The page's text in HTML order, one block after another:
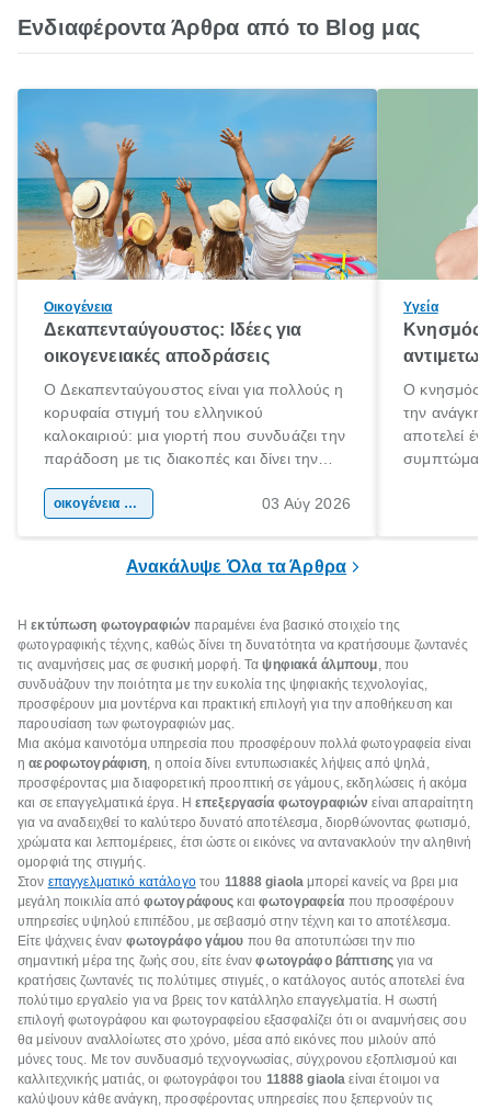
Ενδιαφέροντα Άρθρα από το Blog μας
Οικογένεια
Δεκαπενταύγουστος: Ιδέες για
οικογενειακές αποδράσεις
Ο Δεκαπενταύγουστος είναι για πολλούς η
κορυφαία στιγμή του ελληνικού
καλοκαιριού: μια γιορτή που συνδυάζει την
παράδοση με τις διακοπές και δίνει την
χώρας. Είτε πρόκειται για λίγες μέρες
οικογένεια & παιδί 03 Αύγ 2026
Υγεία
Κνησμός:
Ο κνησμός
την ανάγκη
αποτελεί
Ανακάλυψε Όλα τα Άρθρα
Ηεκτύπωση φωτογραφιών παραμένει ένα βασικό στοιχείο της
φωτογραφικής τέχνης, καθώς δίνει τη δυνατότητα να κρατήσουμε ζωντανές
τις αναμνήσεις μας σε φυσική μορφή. Ταψηφιακά άλμπουμ, που
συνδυάζουν την ποιότητα με την ευκολία της ψηφιακής τεχνολογίας,
προσφέρουν μια μοντέρνα και πρακτική επιλογή για την αποθήκευση και
παρουσίαση των φωτογραφιών μας.
Μια ακόμα καινοτόμα υπηρεσία που προσφέρουν πολλά φωτογραφεία είναι
ηαεροφωτογράφιση, η οποία δίνει εντυπωσιακές λήψεις από ψηλά,
προσφέροντας μια διαφορετική προοπτική σε γάμους, εκδηλώσεις ή ακόμα
και σε επαγγελματικά έργα. Ηεπεξεργασία φωτογραφιών είναι απαραίτητη
για να αναδειχθεί το καλύτερο δυνατό αποτέλεσμα, διορθώνοντας φωτισμό,
χρώματα και λεπτομέρειες, έτσι ώστε οι εικόνες να αντανακλούν την αληθινή
ομορφιά της στιγμής.
Στον επαγγελματικό κατάλογοτου 11888giaola μπορεί κανείς να βρει μια
μεγάλη ποικιλία από φωτογράφους καιφωτογραφεία που προσφέρουν
υπηρεσίες υψηλού επιπέδου, με σεβασμό στην τέχνη και το αποτέλεσμα.
Είτε ψάχνεις έναν φωτογράφο γάμου που θα αποτυπώσει την πιο
σημαντική μέρα της ζωής σου, είτε ένανφωτογράφο βάπτισης για να
κρατήσεις ζωντανές τις πολύτιμες στιγμές, ο κατάλογος αυτός αποτελεί ένα
πολύτιμο εργαλείο για να βρεις τον κατάλληλο επαγγελματία. Η σωστή
επιλογή φωτογράφου και φωτογραφείου εξασφαλίζει ότι οι αναμνήσεις σου
θα μείνουν αναλλοίωτες στο χρόνο, μέσα από εικόνες που μιλούν από
μόνες τους. Με τον συνδυασμό τεχνογνωσίας, σύγχρονου εξοπλισμού και
καλλιτεχνικής ματιάς, οι φωτογράφοι του 11888giaola είναι έτοιμοι να
καλύψουν κάθε ανάγκη, προσφέροντας υπηρεσίες που ξεπερνούν τις